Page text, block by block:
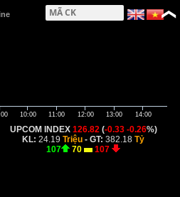
10:00 11:00 12:00 13:00 14:00
UPCOM INDEX 126.82 (-0.33 -0.26%)
KL:24.19 Triệu - GT:382.18 Tỷ
107
70 107